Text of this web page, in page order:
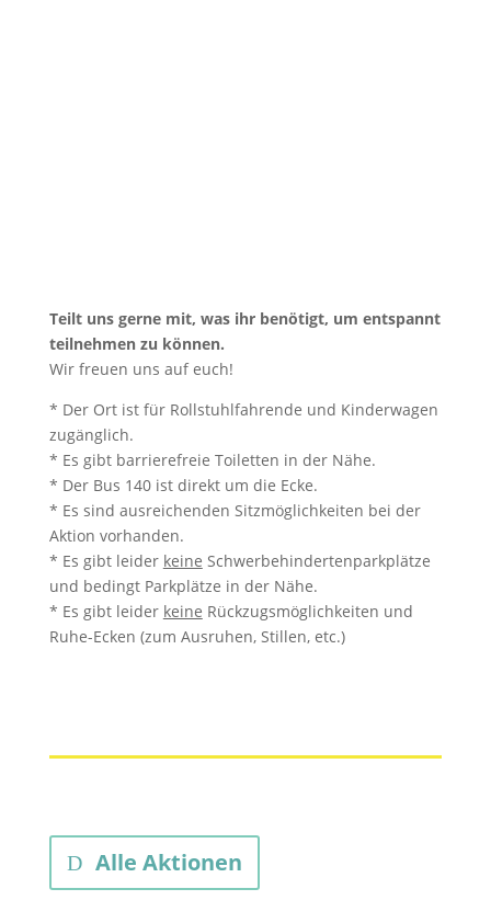
Teilt uns gerne mit, was ihr benötigt, um entspannt
teilnehmen zu können.
Wir freuen uns auf euch!
* Der Ort ist für Rollstuhlfahrende und Kinderwagen
zugänglich.
* Es gibt barrierefreie Toiletten in der Nähe.
* Der Bus 140 ist direkt um die Ecke.
* Es sind ausreichenden Sitzmöglichkeiten bei der
Aktion vorhanden.
* Es gibt leider keine Schwerbehindertenparkplätze
und bedingt Parkplätze in der Nähe.
* Es gibt leider keine Rückzugsmöglichkeiten und
Ruhe-Ecken (zum Ausruhen, Stillen, etc.)
Alle Aktionen